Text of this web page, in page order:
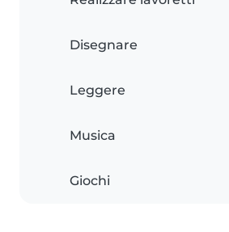
Disegnare
Leggere
Musica
Giochi